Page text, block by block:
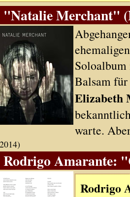
"Natalie Merchant"
Balsam
Elizabeth
warte.
Rodrigo Amarante:
Rodrigo